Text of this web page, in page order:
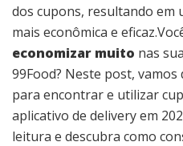
dos cupons, resultando em
mais econômica e
economizar muito nas
99Food? Neste post,
para encontrar e utilizar
aplicativo de delivery em
leitura e descubra como